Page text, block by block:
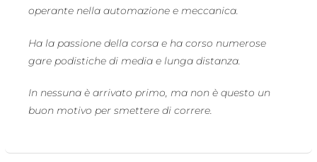
operante nella automazione e meccanica.
Ha la passione della corsa e ha corso numerose
gare podistiche di media e lunga distanza.
In nessuna è arrivato primo, ma non è questo un
buon motivo per smettere di correre.